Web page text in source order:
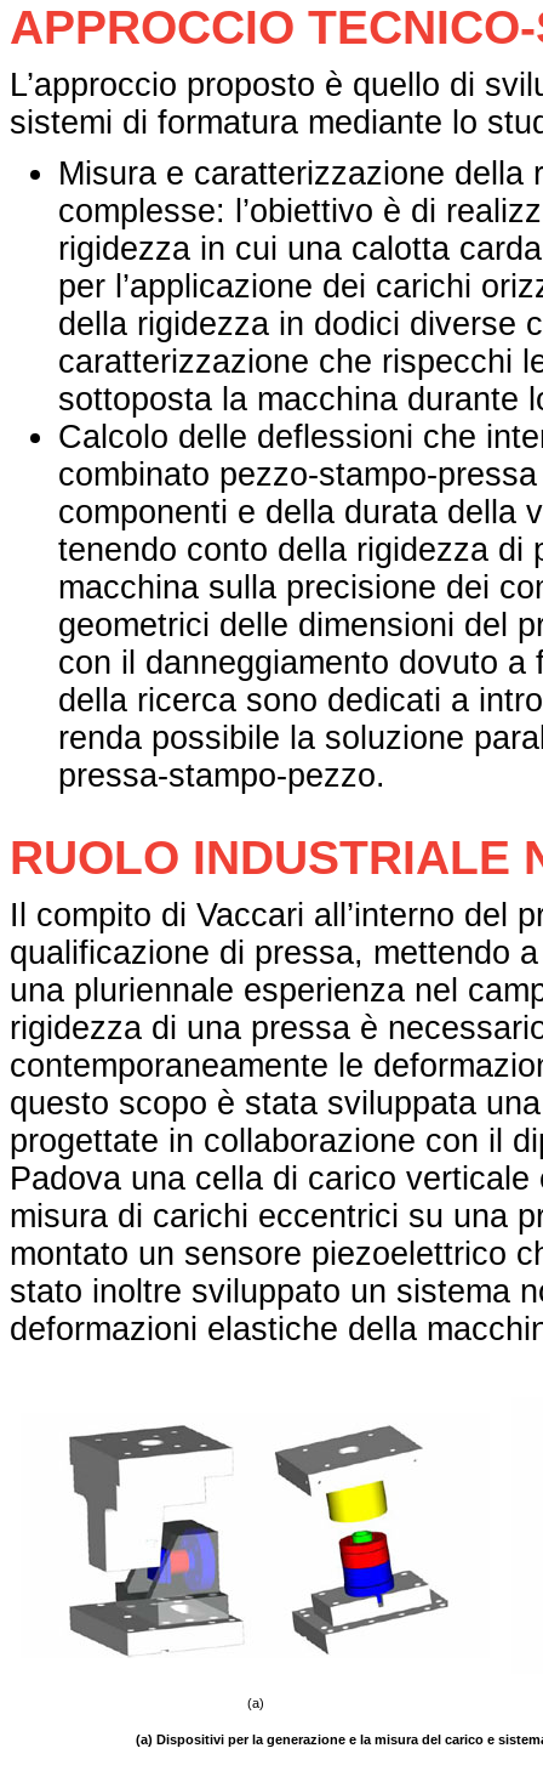
APPROCCIO
L’approccio proposto è quello di
sistemi di formatura mediante lo
Misura e caratterizzazione
complesse: l’obiettivo è di
rigidezza in cui una calotta
per l’applicazione dei carichi
della rigidezza in dodici diverse
caratterizzazione che rispecchi
sottoposta la macchina durante
Calcolo delle deflessioni che
combinato pezzo-stampo-
componenti e della durata della
tenendo conto della rigidezza di
macchina sulla precisione dei
geometrici delle dimensioni del
con il danneggiamento dovuto a
della ricerca sono dedicati a
renda possibile la soluzione
pressa-stampo-pezzo.
RUOLO INDUSTRIALE
Il compito di Vaccari all’interno del
qualificazione di pressa, mettendo
una pluriennale esperienza nel
rigidezza di una pressa è
contemporaneamente le
questo scopo è stata sviluppata
progettate in collaborazione con il
Padova una cella di carico
misura di carichi eccentrici su una
montato un sensore piezoelettrico
stato inoltre sviluppato un sistema
deformazioni elastiche della
(a)
(a) Dispositivi per la generazione e la misura del carico e